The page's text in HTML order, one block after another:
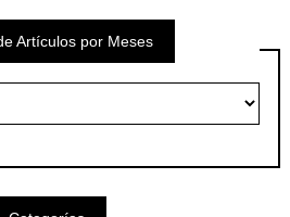
Artículos por Meses